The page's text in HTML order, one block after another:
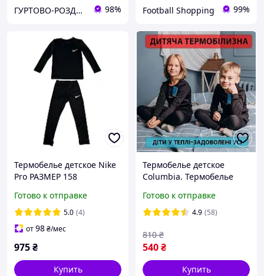
ГУРТОВО-РОЗДРІБНИЙ ІНТЕРНЕТ-МАГАЗИН "WHITE WHALE in any season"® 98% Football Shopping 99%
Термобелье детское Nike
Pro РАЗМЕР 158
Готово к отправке
5.0 (4)
от98₴/мес
975₴
Купить
Термобелье детское
Columbia. Термобелье
Готово к отправке
4.9 (58)
540₴
810 ₴
Купить